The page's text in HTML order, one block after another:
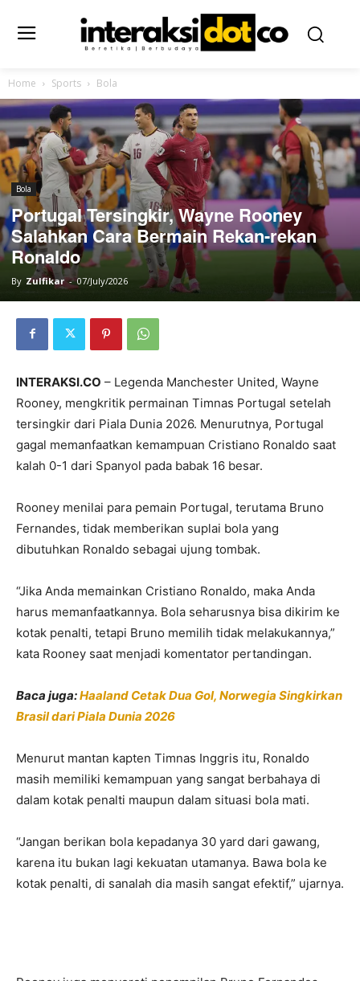
Home Sports Bola
Bola
Portugal Tersingkir, Wayne Rooney
Salahkan Cara Bermain Rekan-rekan
Ronaldo
By Zulfikar - 07/July/2026
INTERAKSI.CO – Legenda Manchester United, Wayne
Rooney, mengkritik permainan Timnas Portugal setelah
tersingkir dari Piala Dunia 2026. Menurutnya, Portugal
gagal memanfaatkan kemampuan Cristiano Ronaldo saat
kalah 0-1 dari Spanyol pada babak 16 besar.
Rooney menilai para pemain Portugal, terutama Bruno
Fernandes, tidak memberikan suplai bola yang
dibutuhkan Ronaldo sebagai ujung tombak.
“Jika Anda memainkan Cristiano Ronaldo, maka Anda
harus memanfaatkannya. Bola seharusnya bisa dikirim ke
kotak penalti, tetapi Bruno memilih tidak melakukannya,”
kata Rooney saat menjadi komentator pertandingan.
Baca juga:Haaland Cetak Dua Gol, Norwegia Singkirkan
Brasil dari Piala Dunia 2026
Menurut mantan kapten Timnas Inggris itu, Ronaldo
masih memiliki kemampuan yang sangat berbahaya di
dalam kotak penalti maupun dalam situasi bola mati.
“Jangan berikan bola kepadanya 30 yard dari gawang,
karena itu bukan lagi kekuatan utamanya. Bawa bola ke
kotak penalti, di sanalah dia masih sangat efektif,” ujarnya.